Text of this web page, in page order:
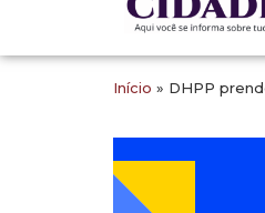
Início » DHPP